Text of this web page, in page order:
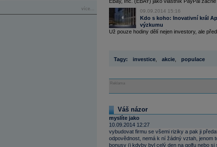
více... 09.09.2014 15:16
Kdo s koho: Inovativní král
výzkumu
Už pouze hodiny dělí nejen investory, ale
Tagy: investice akcie populace
Reklama
Váš názor
myslíte jako
10.09.2014 12:27
vybudovat firmu se všemi riziky a pak ji
odpovědnost, nemá k ní žádný vztah, jenom
bonusy (i kdyby byl celý den na golfu nebo